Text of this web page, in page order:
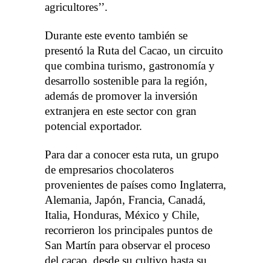
agricultores’’.
Durante este evento también se
presentó la Ruta del Cacao, un circuito
que combina turismo, gastronomía y
desarrollo sostenible para la región,
además de promover la inversión
extranjera en este sector con gran
potencial exportador.
Para dar a conocer esta ruta, un grupo
de empresarios chocolateros
provenientes de países como Inglaterra,
Alemania, Japón, Francia, Canadá,
Italia, Honduras, México y Chile,
recorrieron los principales puntos de
San Martín para observar el proceso
del cacao, desde su cultivo hasta su